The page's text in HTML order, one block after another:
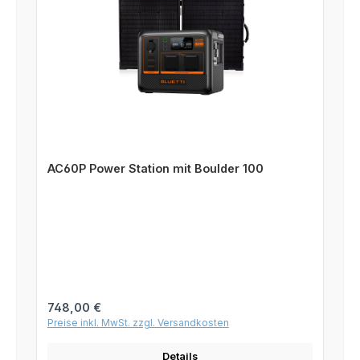
AC60P Power Station mit Boulder 100
Regulärer Preis:
748,00 €
Preise inkl. MwSt. zzgl. Versandkosten
Details